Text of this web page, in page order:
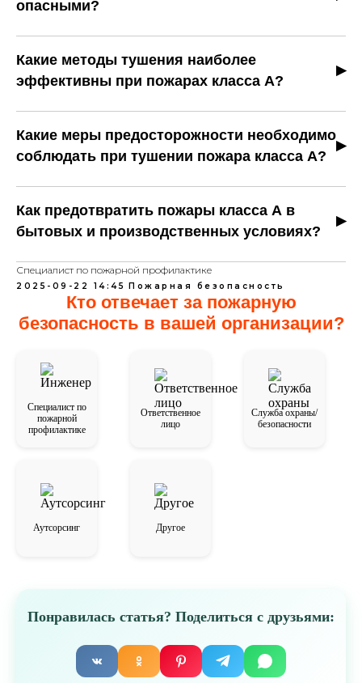
опасными?
тления, которое может возобновляться даже после
кажущейся ликвидации огня. Также высокий риск
задымления и выделения токсичных продуктов
горения, что создаёт угрозу для людей и имущества.
Какие методы тушения наиболее
эффективны при пожарах класса А?
пенообразующие составы и специальные
порошковые огнетушители. Важно полностью
охватить очаг, чтобы предотвратить повторное
возгорание и тление.
Какие меры предосторожности необходимо
соблюдать при тушении пожара класса А?
индивидуальной защиты, следить за тем, чтобы вода
или пена не вызывали распространение огня на
соседние участки.
Как предотвратить пожары класса А в
бытовых и производственных условиях?
хранение горючих материалов, контроль за
электроприборами и нагревательными
устройствами, регулярная уборка и удаление
отходов, установка систем обнаружения и
Специалист по пожарной профилактике
2025-09-22 14:45 Пожарная безопасность
Кто отвечает за пожарную
безопасность в вашей организации?
Специалист по
пожарной
профилактике
Ответственное
лицо
Служба охраны/
безопасности
Аутсорсинг Другое
Понравилась статья? Поделиться с друзьями: